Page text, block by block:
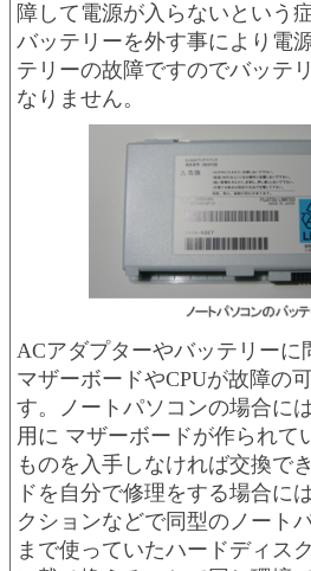
障して電源が入らないという
バッテリーを外す事により電
テリーの故障ですのでバッテ
なりません。
ACアダプターやバッテリーに
マザーボードやCPUが故障の
す。ノートパソコンの場合に
用に マザーボードが作られて
ものを入手しなければ交換で
ドを自分で修理をする場合に
クションなどで同型のノート
まで使っていたハードディス